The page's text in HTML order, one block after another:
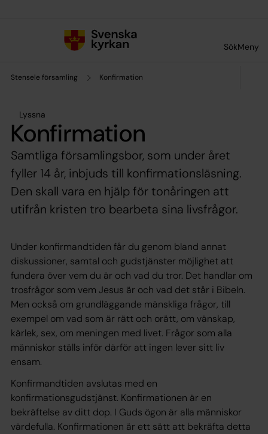
SökMeny
Stensele församling Konfirmation
Lyssna
Konfirmation
Samtliga församlingsbor, som under året
fyller 14 år, inbjuds till konfirmationsläsning.
Den skall vara en hjälp för tonåringen att
utifrån kristen tro bearbeta sina livsfrågor.
Under konfirmandtiden får du genom bland annat
diskussioner, samtal och gudstjänster möjlighet att
fundera över vem du är och vad du tror. Det handlar om
trosfrågor som vem Jesus är och vad det står i Bibeln.
Men också om grundläggande mänskliga frågor, till
exempel om vad som är rätt och orätt, om vänskap,
kärlek, sex, om meningen med livet. Frågor som alla
människor ställs inför därför att ingen lever sitt liv
ensam.
Konfirmandtiden avslutas med en
konfirmationsgudstjänst. Konfirmationen är en
bekräftelse av ditt dop. I Guds ögon är alla människor
värdefulla. Konfirmationen är ett sätt att bekräfta detta